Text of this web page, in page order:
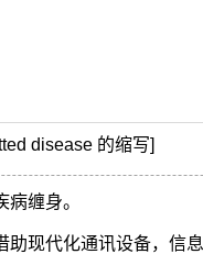
disease 的缩写]
缠身。
现代化通讯设备，信